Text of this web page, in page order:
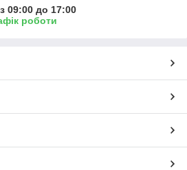
09:00 до 17:00
роботи